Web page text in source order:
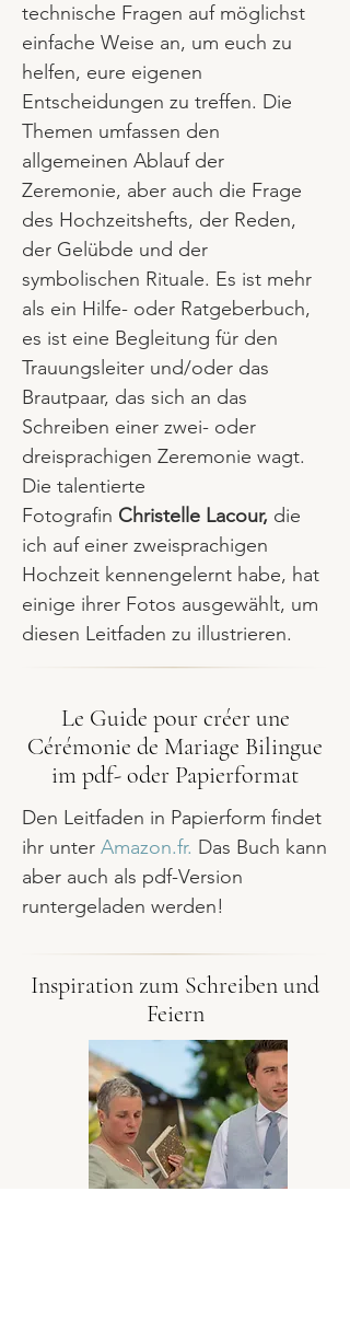
technische Fragen auf möglichst
einfache Weise an, um euch zu
helfen, eure eigenen
Entscheidungen zu treffen. Die
Themen umfassen den
allgemeinen Ablauf der
Zeremonie, aber auch die Frage
des Hochzeitshefts, der Reden,
der Gelübde und der
symbolischen Rituale. Es ist mehr
als ein Hilfe- oder Ratgeberbuch,
es ist eine Begleitung für den
Trauungsleiter und/oder das
Brautpaar, das sich an das
Schreiben einer zwei- oder
dreisprachigen Zeremonie wagt.
Die talentierte
Fotografin Christelle Lacour, die
ich auf einer zweisprachigen
Hochzeit kennengelernt habe, hat
einige ihrer Fotos ausgewählt, um
diesen Leitfaden zu illustrieren.
Le Guide pour créer une
Cérémonie de Mariage Bilingue
im pdf- oder Papierformat
Inspiration zum Schreiben und
Feiern
Den Leitfaden in Papierform findet
ihr unter Amazon.fr. Das Buch kann
aber auch als pdf-Version
runtergeladen werden!